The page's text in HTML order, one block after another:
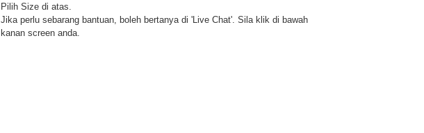
Pilih Size di atas.
Jika perlu sebarang bantuan, boleh bertanya di 'Live Chat'. Sila klik di bawah
kanan screen anda.